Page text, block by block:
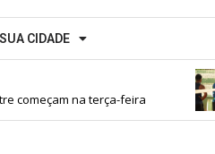
SUA CIDADE
na terça-feira